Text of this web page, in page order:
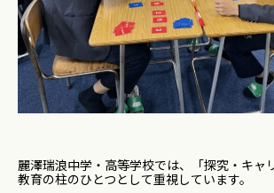
麗澤瑞浪中学・高等学校では、「探究・キャ
教育の柱のひとつとして重視しています。